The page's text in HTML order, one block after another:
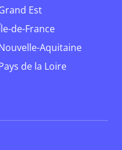
Grand Est
Île-de-France
Nouvelle-Aquitaine
Pays de la Loire